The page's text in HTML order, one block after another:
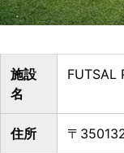
施設
名
FUTSAL
住所 〒